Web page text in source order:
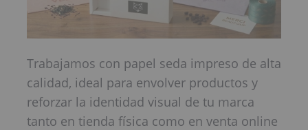
Trabajamos con papel seda impreso de alta
calidad, ideal para envolver productos y
reforzar la identidad visual de tu marca
tanto en tienda física como en venta online